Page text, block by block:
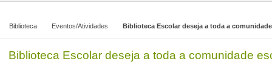
Biblioteca Eventos/Atividades Biblioteca Escolar deseja a toda a
Biblioteca Escolar deseja a toda a comunidade